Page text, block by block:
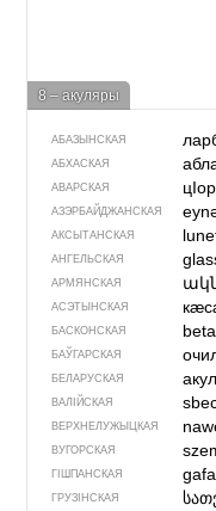
8 – акуляры
АБАЗЫНСКАЯ
АБХАСКАЯ
АВАРСКАЯ
АЗЭРБАЙДЖАН­СКАЯ
АКСЫТАНСКАЯ
АНГЕЛЬСКАЯ
АРМЯНСКАЯ
АСЭТЫНСКАЯ
БАСКОНСКАЯ
БАЎГАРСКАЯ
БЕЛАРУСКАЯ
ВАЛІЙСКАЯ
ВЕРХНЕЛУЖЫЦКАЯ
ВУГОРСКАЯ
ГІШПАНСКАЯ
ГРУЗІНСКАЯ